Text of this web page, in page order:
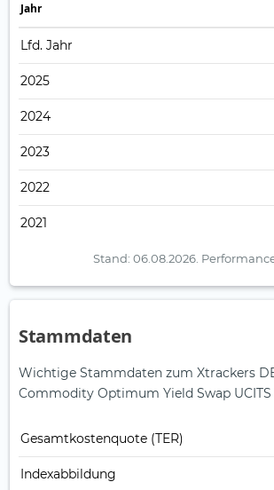
Jahr
Lfd. Jahr
2025
2024
2023
2022
2021
Stand: 06.08.2026.
Stammdaten
Wichtige Stammdaten zum Xtrackers
Commodity Optimum Yield Swap UCITS
Gesamt­kosten­quote (TER)
Index­abbildung